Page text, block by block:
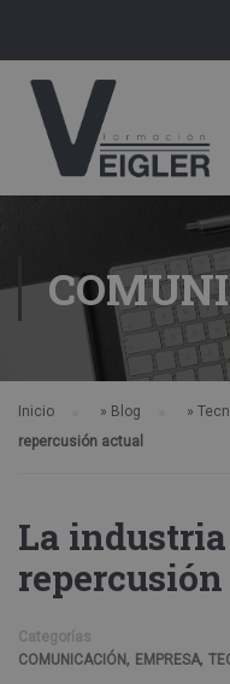
Inicio » Blog »
repercusión actual
La
Categorías
COMUNICACIÓN, EMPRESA,